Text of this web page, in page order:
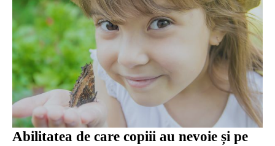
Abilitatea de care copiii au nevoie și pe